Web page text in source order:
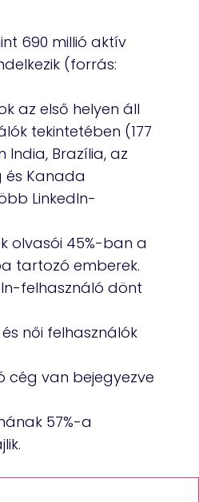
690 millió aktív
(forrás:
az első helyen áll
tekintetében (177
India, Brazília, az
és Kanada
LinkedIn-
olvasói 45%-ban a
tartozó emberek.
felhasználó dönt
és női felhasználók
cég van bejegyezve
57%-a